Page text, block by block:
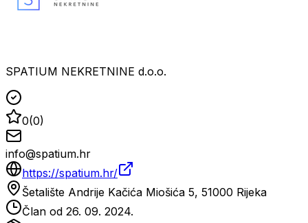
SPATIUM NEKRETNINE d.o.o.
0(0)
info@spatium.hr
https://spatium.hr/
Šetalište Andrije Kačića Miošića 5, 51000 Rijeka
Član od 26. 09. 2024.